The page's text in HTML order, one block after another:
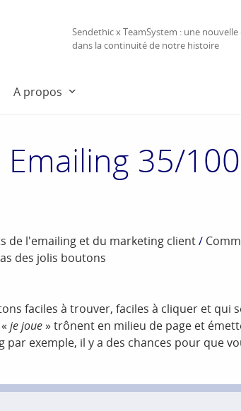
Sendethic x TeamSystem : une nouvelle
dans la continuité de notre histoire
A propos
35/
de l'emailing et du marketing client/
des jolis boutons
faciles à trouver, faciles à cliquer et qui
je joue» trônent en milieu de page et
par exemple, il y a des chances pour que